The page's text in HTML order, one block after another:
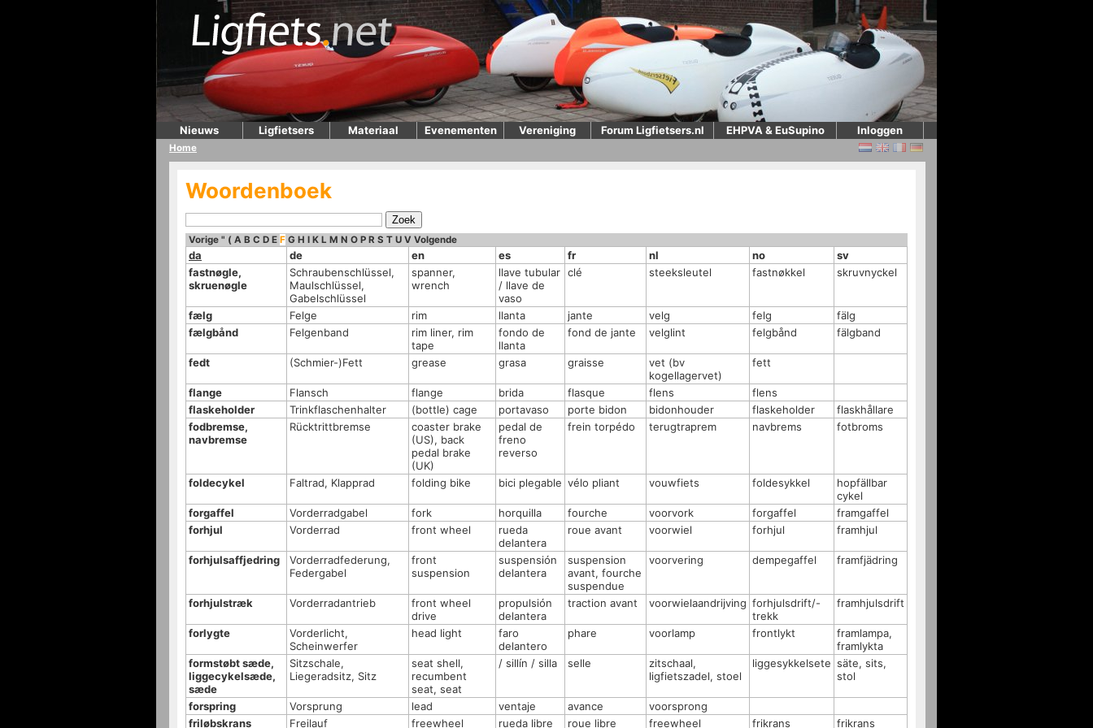
Nieuws Ligfietsers Materiaal Evenementen Vereniging Forum Ligfietsers.nl EHPVA & EuSupino Inloggen
Home
Woordenboek
Vorige " ( A B C D E F G H I K L M N O P R S T U V Volgende
da de en es fr nl no
sv
fastnøgle,
skruenøgle
Schraubenschlüssel,
Maulschlüssel,
Gabelschlüssel
spanner,
wrench
llave tubular
/ llave de
vaso
clé steeksleutel fastnøkkel skruvnyckel
fælg Felge rim llanta jante velg felg
fälg
fælgbånd
Felgenband
rim liner, rim
tape
fondo de
llanta
fond de jante velglint felgbånd fälgband
fedt (Schmier-)Fett grease grasa graisse
vet (bv
kogellagervet)
fett
flange Flansch flange brida flasque flens
flens
flaskeholder
Trinkflaschenhalter (bottle) cage portavaso porte bidon bidonhouder flaskeholder
flaskhållare
fodbremse,
navbremse
Rücktrittbremse
coaster brake
(US), back
pedal brake
(UK)
pedal de
freno
reverso
frein torpédo terugtraprem navbrems fotbroms
foldecykel Faltrad, Klapprad folding bike bici plegable vélo pliant vouwfiets foldesykkel
hopfällbar
cykel
forgaffel
Vorderradgabel fork horquilla fourche voorvork forgaffel
framgaffel
forhjul
Vorderrad front wheel
rueda
delantera
roue avant voorwiel forhjul framhjul
forhjulsaffjedring
Vorderradfederung,
Federgabel
front
suspension
suspensión
delantera
suspension
avant, fourche
suspendue
voorvering dempegaffel framfjädring
forhjulstræk Vorderradantrieb
front wheel
drive
propulsión
delantera
traction avant voorwielaandrijving forhjulsdrift/-
trekk
framhjulsdrift
forlygte
Vorderlicht,
Scheinwerfer
head light
faro
delantero
phare voorlamp frontlykt
framlampa,
framlykta
formstøbt sæde,
liggecykelsæde,
sæde
Sitzschale,
Liegeradsitz, Sitz
seat shell,
recumbent
seat, seat
/ sillín / silla selle
zitschaal,
ligfietszadel, stoel
liggesykkelsete säte, sits,
stol
forspring Vorsprung lead ventaje avance
voorsprong
friløbskrans
Freilauf freewheel rueda libre roue libre freewheel frikrans frikrans